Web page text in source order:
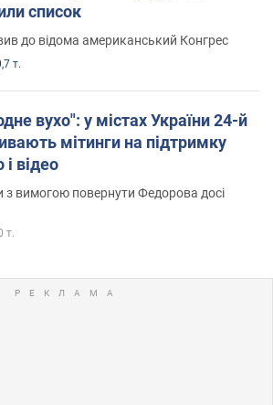
список
до відома американський Конгрес
т.
вухо": у містах України 24-й
мітинги на підтримку
відео
з вимогою повернути Федорова досі
т.